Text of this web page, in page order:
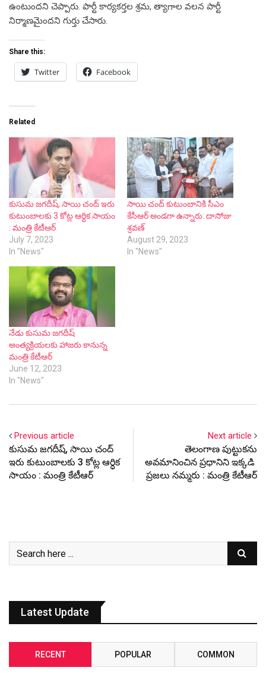
ఉంటుందని చెప్పారు. పార్టీ కార్యకర్తల శ్రమ, త్యాగాల వలన పార్టీ
నిర్మాణమైందని గుర్తు చేసారు.
Share this:
Twitter Facebook
Related
కుసుమ జగదీష్, సాయి చంద్ ఇరు
కుటుంబాలకు 3 కోట్ల ఆర్ధిక సాయం
: మంత్రి కేటీఆర్‌
July 7, 2023
In "News"
సాయి చంద్ కుటుంబానికి సీఎం
కేసీఆర్ అండగా ఉన్నారు: దాసోజు
శ్రవణ్
August 29, 2023
In "News"
నేడు కుసుమ జగదీష్
అంత్యక్రియలకు హాజరు కానున్న
మంత్రి కేటీఆర్
June 12, 2023
In "News"
Previous article
కుసుమ జగదీష్, సాయి చంద్
ఇరు కుటుంబాలకు 3 కోట్ల ఆర్ధిక
సాయం : మంత్రి కేటీఆర్‌
Next article
తెలంగాణ పుట్టుకను
అవమానించిన ప్రధానిని ఇక్కడి
ప్రజలు నమ్మరు : మంత్రి కేటీఆర్
Latest Update
RECENT POPULAR COMMON